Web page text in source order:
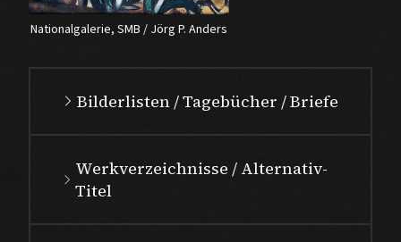
Nationalgalerie, SMB / Jörg P. Anders
Bilderlisten / Tagebücher / Briefe
Werkverzeichnisse / Alternativ-
Titel